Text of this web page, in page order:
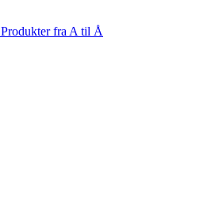
Produkter fra A til Å